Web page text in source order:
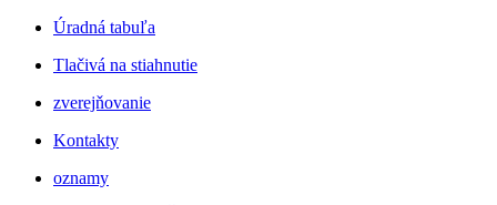
Úradná tabuľa
Tlačivá na stiahnutie
zverejňovanie
Kontakty
oznamy